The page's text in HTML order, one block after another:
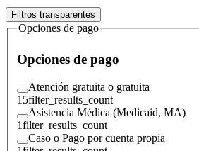
Filtros transparentes
Opciones de pago
Opciones de pago
Atención gratuita o gratuita
15filter_results_count
Asistencia Médica (Medicaid, MA)
1filter_results_count
Caso o Pago por cuenta propia